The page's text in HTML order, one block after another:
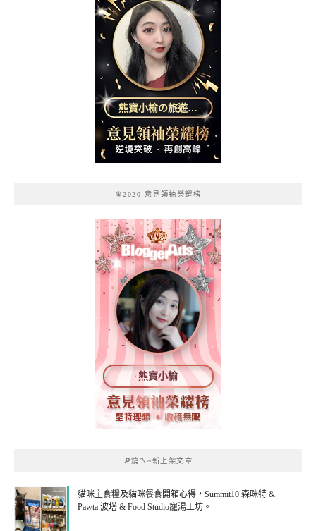
熊寶小榆の旅遊日
記
🧚2020 意見領袖榮耀榜
熊寶小榆
🔎燒ㄟ~新上架文章
貓咪主食糧及貓咪餐食開箱心得，Summit10 森咪特 &
Pawta 波塔 & Food Studio寵湯工坊。